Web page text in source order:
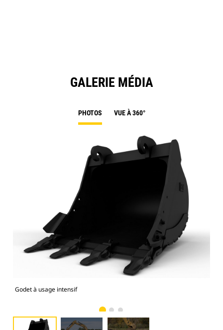
GALERIE MÉDIA
PHOTOS VUE À 360°
Godet à usage intensif